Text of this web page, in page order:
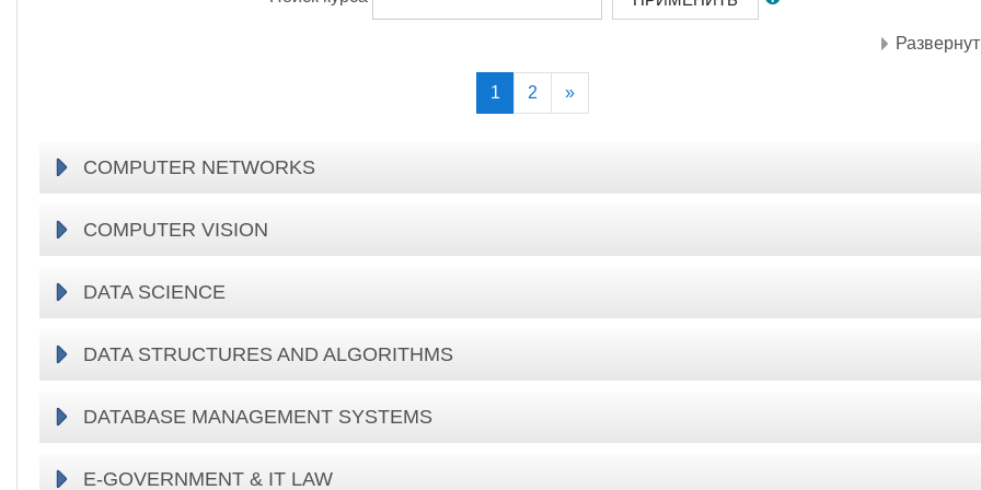
1 (текущая)
2 »Далее
COMPUTER NETWORKS
COMPUTER VISION
DATA SCIENCE
DATA STRUCTURES AND ALGORITHMS
DATABASE MANAGEMENT SYSTEMS
E-GOVERNMENT & IT LAW